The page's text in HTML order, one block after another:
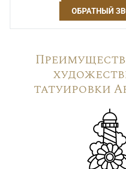
ОБРАТНЫЙ
татуировки